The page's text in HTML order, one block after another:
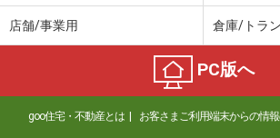
店舗/事業用 倉庫/トラ
PC版へ
goo住宅・不動産とは お客さまご利用端末からの情